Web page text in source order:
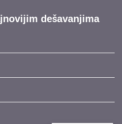
dešavanjima